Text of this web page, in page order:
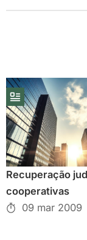
Recuperação
cooperativas
09 mar 2009